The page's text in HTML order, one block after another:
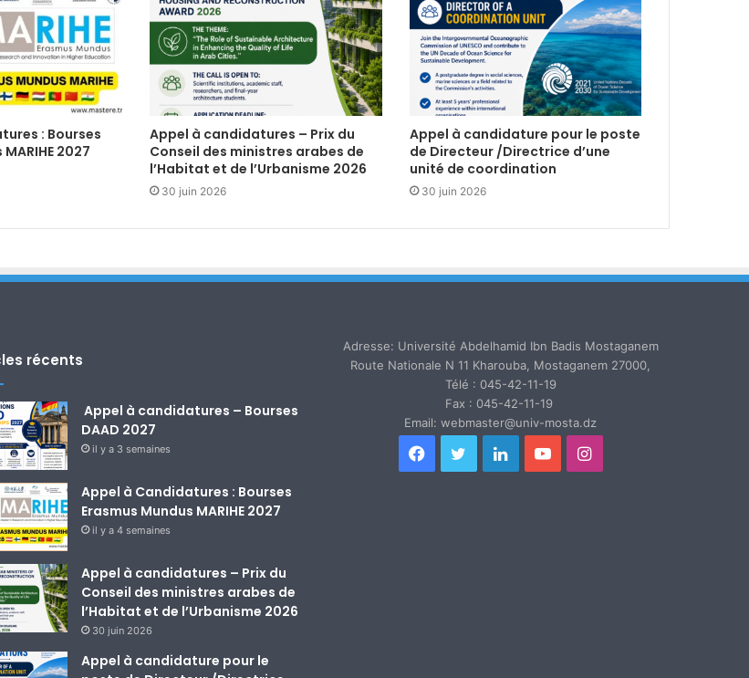
: Bourses
2027
Appel à candidatures – Prix du
Conseil des ministres arabes de
l’Habitat et de l’Urbanisme 2026
30 juin 2026
Appel à candidature pour le poste
de Directeur /Directrice d’une
unité de coordination
30 juin 2026
récents
Appel à candidatures – Bourses
DAAD 2027
il y a 3 semaines
Appel à Candidatures : Bourses
Erasmus Mundus MARIHE 2027
il y a 4 semaines
Appel à candidatures – Prix du
Conseil des ministres arabes de
l’Habitat et de l’Urbanisme 2026
30 juin 2026
Appel à candidature pour le
Adresse: Université Abdelhamid Ibn Badis Mostaganem
Route Nationale N 11 Kharouba, Mostaganem 27000,
Télé : 045-42-11-19
Fax : 045-42-11-19
Email: webmaster@univ-mosta.dz
Facebook
TwitterLinkedinYouTubeInstagram